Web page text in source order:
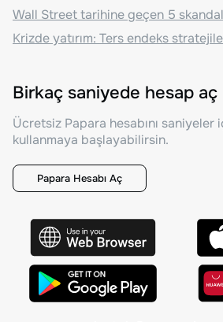
Wall Street tarihine geçen 5 skandal
Krizde yatırım: Ters endeks
Birkaç saniyede hesap aç
Ücretsiz Papara hesabını saniyeler
kullanmaya başlayabilirsin.
Papara Hesabı Aç